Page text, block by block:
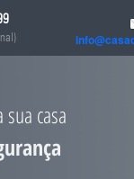
sua casa
Energética